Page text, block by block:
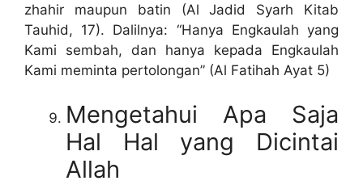
zhahir maupun batin (Al Jadid Syarh Kitab
Tauhid, 17). Dalilnya: “Hanya Engkaulah yang
Kami sembah, dan hanya kepada Engkaulah
Kami meminta pertolongan” (Al Fatihah Ayat 5)
Mengetahui Apa Saja
Hal Hal yang Dicintai
Allah